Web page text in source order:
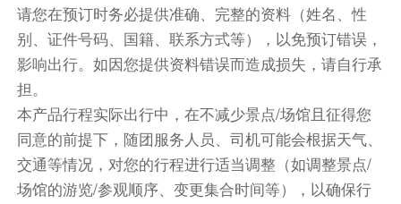
第5天 拉斯维加斯 | 大峡谷国家公园（南峡）| 小镇
酒店外早餐
途径美国六十六号公路（Route 66），被美国人
亲切地唤作“母亲之路”。它起始于伊利诺伊州的芝
加哥，斜贯美国版图一直到加利福尼亚州的洛杉矶
圣莫妮卡海滩，一趟66号公路之旅，仿佛掉进了
请您在预订时务必提供准确、完整的资料（姓名、性
别、证件号码、国籍、联系方式等），以免预订错误，
影响出行。如因您提供资料错误而造成损失，请自行承
担。
本产品行程实际出行中，在不减少景点/场馆且征得您
同意的前提下，随团服务人员、司机可能会根据天气、
交通等情况，对您的行程进行适当调整（如调整景点/
场馆的游览/参观顺序、变更集合时间等），以确保行